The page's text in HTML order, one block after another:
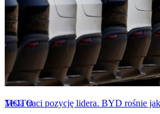
MOTO
Tesla traci pozycję lidera. BYD rośnie